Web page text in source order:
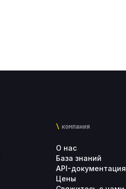
компания
О нас
База знаний
API-документация
Цены